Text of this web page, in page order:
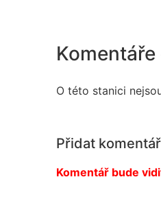
O této stanici
Přidat komentář
Komentář bude